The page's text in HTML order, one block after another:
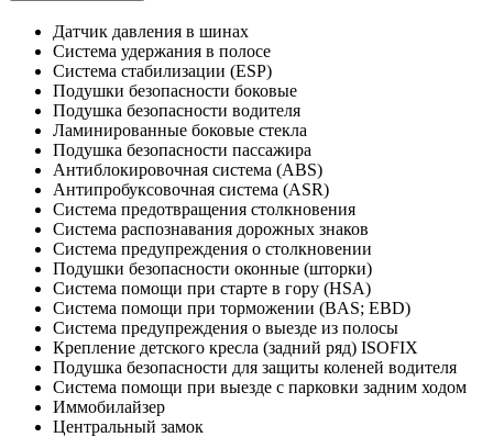
Датчик давления в шинах
Система удержания в полосе
Система стабилизации (ESP)
Подушки безопасности боковые
Подушка безопасности водителя
Ламинированные боковые стекла
Подушка безопасности пассажира
Антиблокировочная система (ABS)
Антипробуксовочная система (ASR)
Система предотвращения столкновения
Система распознавания дорожных знаков
Система предупреждения о столкновении
Подушки безопасности оконные (шторки)
Система помощи при старте в гору (HSA)
Система помощи при торможении (BAS; EBD)
Система предупреждения о выезде из полосы
Крепление детского кресла (задний ряд) ISOFIX
Подушка безопасности для защиты коленей водителя
Система помощи при выезде с парковки задним ходом
Иммобилайзер
Центральный замок